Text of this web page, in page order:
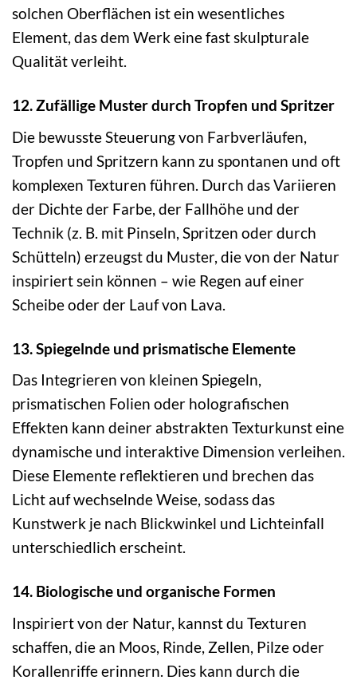
solchen Oberflächen ist ein wesentliches
Element, das dem Werk eine fast skulpturale
Qualität verleiht.
12. Zufällige Muster durch Tropfen und Spritzer
Die bewusste Steuerung von Farbverläufen,
Tropfen und Spritzern kann zu spontanen und oft
komplexen Texturen führen. Durch das Variieren
der Dichte der Farbe, der Fallhöhe und der
Technik (z. B. mit Pinseln, Spritzen oder durch
Schütteln) erzeugst du Muster, die von der Natur
inspiriert sein können – wie Regen auf einer
Scheibe oder der Lauf von Lava.
13. Spiegelnde und prismatische Elemente
Das Integrieren von kleinen Spiegeln,
prismatischen Folien oder holografischen
Effekten kann deiner abstrakten Texturkunst eine
dynamische und interaktive Dimension verleihen.
Diese Elemente reflektieren und brechen das
Licht auf wechselnde Weise, sodass das
Kunstwerk je nach Blickwinkel und Lichteinfall
unterschiedlich erscheint.
14. Biologische und organische Formen
Inspiriert von der Natur, kannst du Texturen
schaffen, die an Moos, Rinde, Zellen, Pilze oder
Korallenriffe erinnern. Dies kann durch die